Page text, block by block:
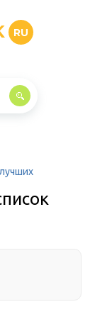
RU